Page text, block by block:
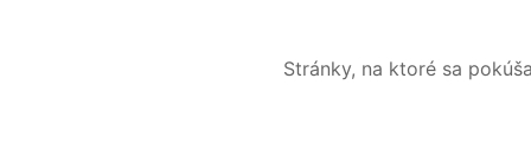
Stránky, na ktoré sa